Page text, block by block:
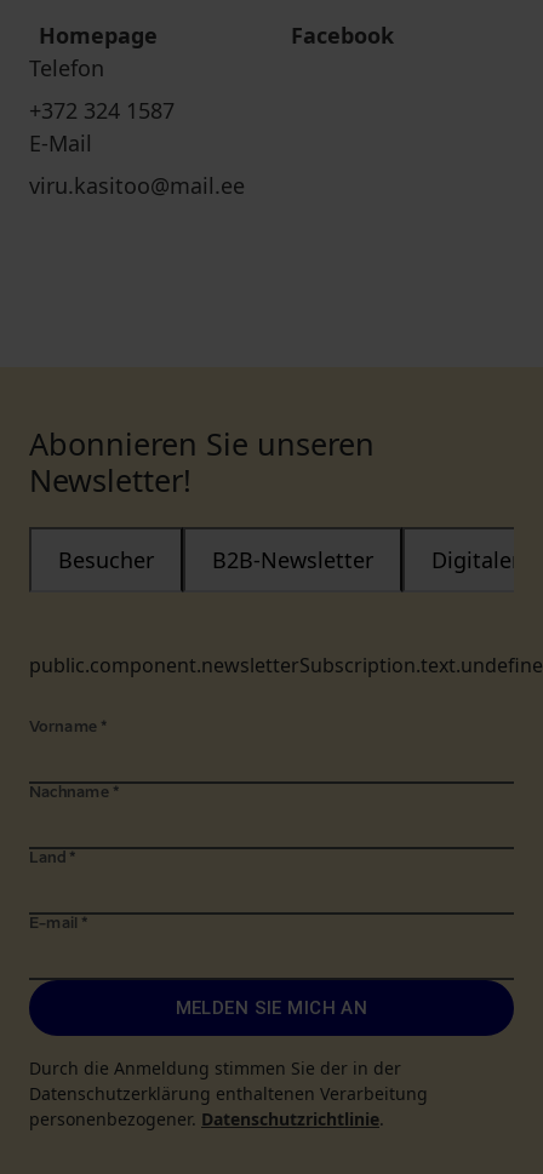
Homepage
Facebook
Telefon
+372 324 1587
E-Mail
viru.kasitoo@mail.ee
Abonnieren Sie unseren
Newsletter!
Besucher B2B-Newsletter Digitaler
Vorname *
Nachname *
Land *
E-mail *
MELDEN SIE MICH AN
Durch die Anmeldung stimmen Sie der in der
Datenschutzerklärung enthaltenen Verarbeitung
personenbezogener. Datenschutzrichtlinie.